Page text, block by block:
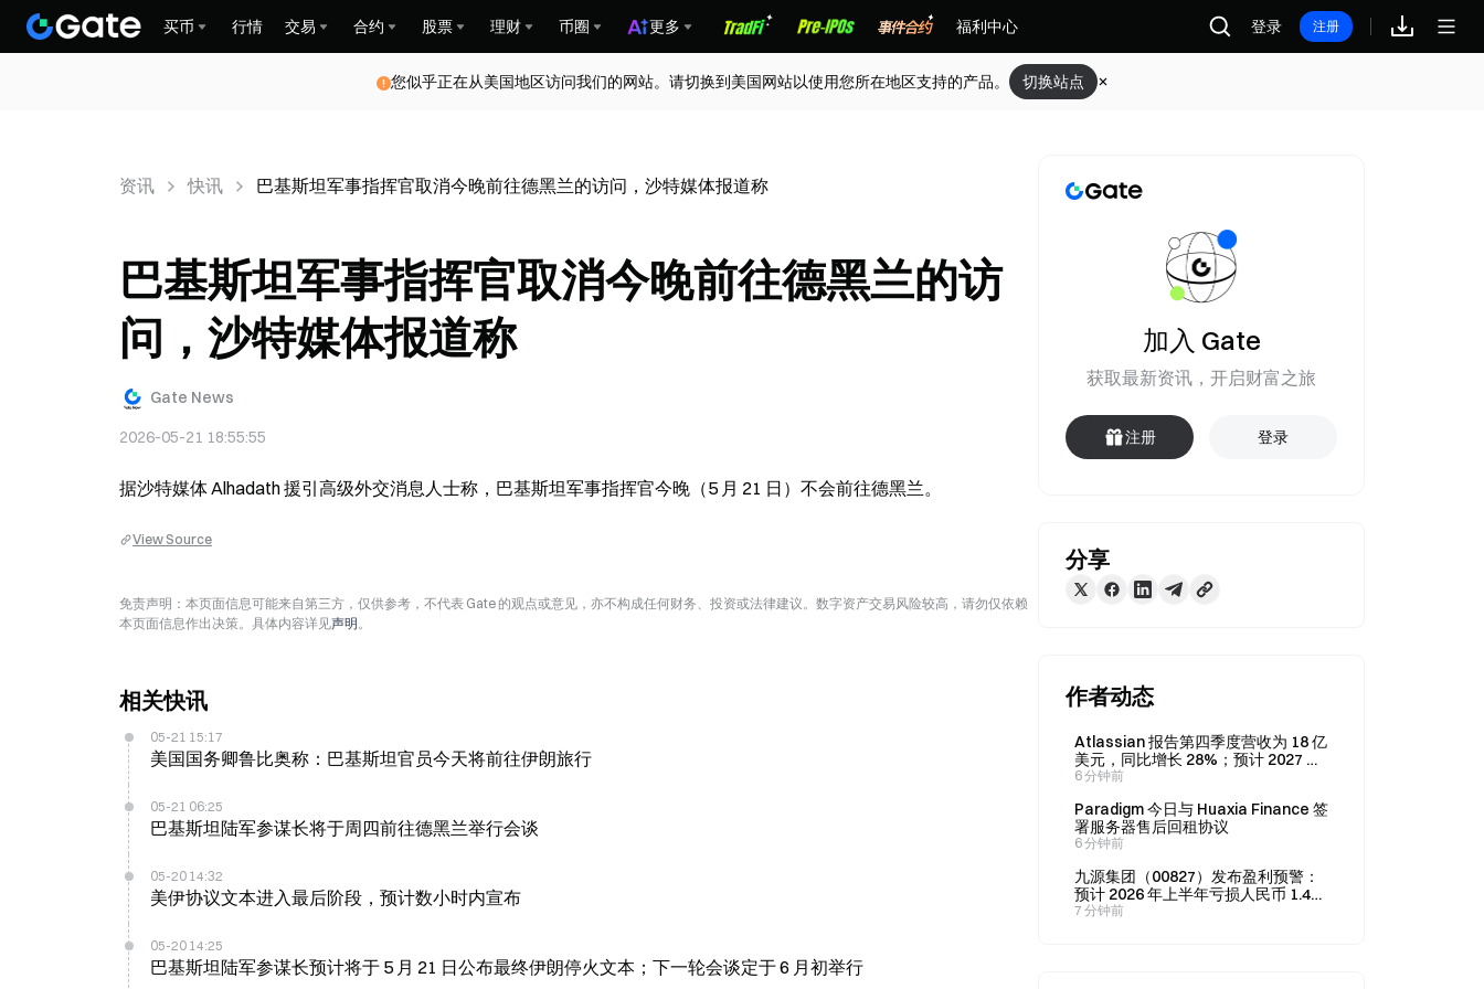
买币 行情 交易 合约 股票 理财 币圈 更多 福利中心 登录 注册
您似乎正在从美国地区访问我们的网站。请切换到美国网站以使用您所在地区支持的产品。 切换站点
资讯 快讯 巴基斯坦军事指挥官取消今晚前往德黑兰的访问，沙特媒体报道称
巴基斯坦军事指挥官取消今晚前往德黑兰的访
问，沙特媒体报道称
Gate News
2026-05-21 18:55:55
据沙特媒体 Alhadath 援引高级外交消息人士称，巴基斯坦军事指挥官今晚（5 月 21 日）不会前往德黑兰。
View Source
免责声明：本页面信息可能来自第三方，仅供参考，不代表 Gate 的观点或意见，亦不构成任何财务、投资或法律建议。数字资产交易风险较高，请勿仅依赖
本页面信息作出决策。具体内容详见声明。
相关快讯
05-21 15:17
美国国务卿鲁比奥称：巴基斯坦官员今天将前往伊朗旅行
05-21 06:25
巴基斯坦陆军参谋长将于周四前往德黑兰举行会谈
05-20 14:32
美伊协议文本进入最后阶段，预计数小时内宣布
05-20 14:25
巴基斯坦陆军参谋长预计将于 5 月 21 日公布最终伊朗停火文本；下一轮会谈定于 6 月初举行
加入 Gate
获取最新资讯，开启财富之旅
注册 登录
分享
作者动态
Atlassian 报告第四季度营收为 18 亿
美元，同比增长 28%；预计 2027 财
年订阅年化经常性收入增长 18%
6 分钟前
Paradigm 今日与 Huaxia Finance 签
署服务器售后回租协议
6 分钟前
九源集团（00827）发布盈利预警：
预计 2026 年上半年亏损人民币 1.46
亿元，较去年同期减少 4000 万元
7 分钟前